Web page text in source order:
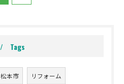
Tags
松本市 リフォーム